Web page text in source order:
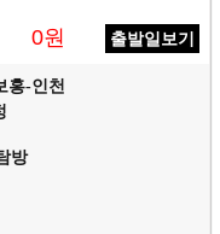
0원 출발일보기
홍-인천
방